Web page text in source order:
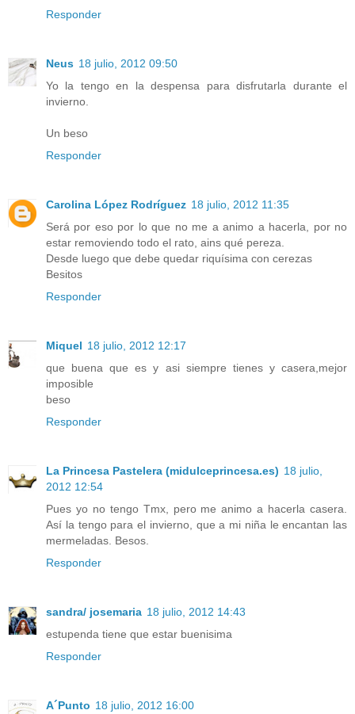
Responder
Neus 18 julio, 2012 09:50
Yo la tengo en la despensa para disfrutarla durante el
invierno.
Un beso
Responder
Carolina López Rodríguez 18 julio, 2012 11:35
Será por eso por lo que no me a animo a hacerla, por no
estar removiendo todo el rato, ains qué pereza.
Desde luego que debe quedar riquísima con cerezas
Besitos
Responder
Miquel 18 julio, 2012 12:17
que buena que es y asi siempre tienes y casera,mejor
imposible
beso
Responder
La Princesa Pastelera (midulceprincesa.es) 18 julio,
2012 12:54
Pues yo no tengo Tmx, pero me animo a hacerla casera.
Así la tengo para el invierno, que a mi niña le encantan las
mermeladas. Besos.
Responder
sandra/ josemaria 18 julio, 2012 14:43
estupenda tiene que estar buenisima
Responder
A´Punto 18 julio, 2012 16:00